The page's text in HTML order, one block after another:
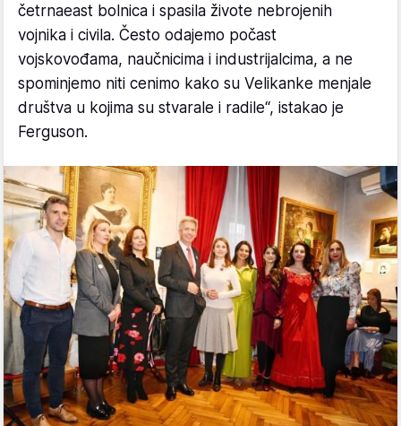
četrnaeast bolnica i spasila živote nebrojenih
vojnika i civila. Često odajemo počast
vojskovođama, naučnicima i industrijalcima, a ne
spominjemo niti cenimo kako su Velikanke menjale
društva u kojima su stvarale i radile“, istakao je
Ferguson.